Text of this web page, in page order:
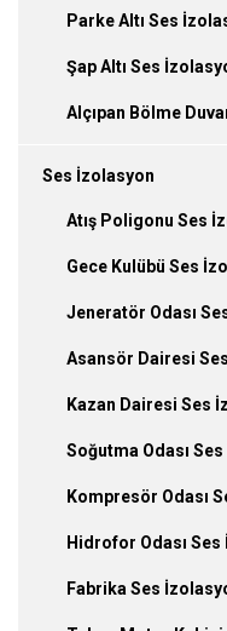
Parke Altı Ses
Şap Altı Ses
Alçıpan Bölme
Ses İzolasyon
Atış Poligonu Ses
Gece Kulübü Ses
Jeneratör Odası
Asansör Dairesi
Kazan Dairesi Ses
Soğutma Odası
Kompresör Odası
Hidrofor Odası
Fabrika Ses